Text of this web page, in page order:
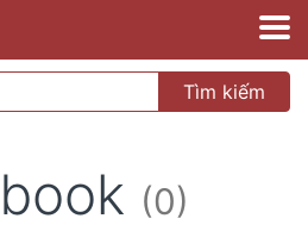
Tìm kiếm
(0)